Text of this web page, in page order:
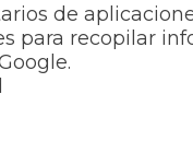
de
para recopilar